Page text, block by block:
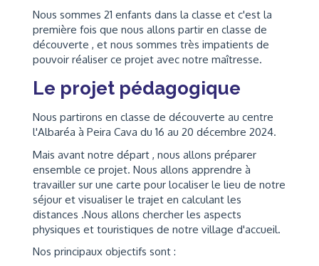
Nous sommes 21 enfants dans la classe et c'est la
première fois que nous allons partir en classe de
découverte , et nous sommes très impatients de
pouvoir réaliser ce projet avec notre maîtresse.
Le projet pédagogique
Nous partirons en classe de découverte au centre
l'Albaréa à Peira Cava du 16 au 20 décembre 2024.
Mais avant notre départ , nous allons préparer
ensemble ce projet. Nous allons apprendre à
travailler sur une carte pour localiser le lieu de notre
séjour et visualiser le trajet en calculant les
distances .Nous allons chercher les aspects
physiques et touristiques de notre village d'accueil.
Nos principaux objectifs sont :